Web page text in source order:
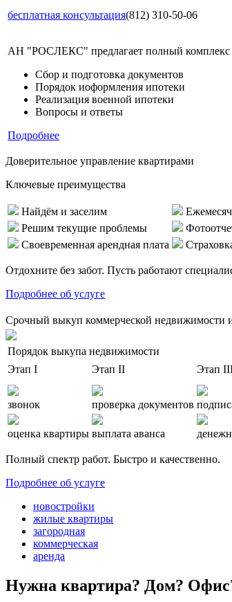
бесплатная консультация(812) 310-50-06
АН "РОСЛЕКС" предлагает полный комплекс
Сбор и подготовка документов
Порядок иоформления ипотеки
Реализация военной ипотеки
Вопросы и ответы
Подробнее
Доверительное управление квартирами
Ключевые преимущества
Найдём и заселим
Решим текущие проблемы
Своевременная арендная плата
Отдохните без забот. Пусть работают
Подробнее об услуге
Срочный выкуп коммерческой недвижимости
Порядок выкупа недвижимости
Этап I
Этап II Этап
звонок проверка документов
оценка квартиры выплата аванса
Полный спектр работ. Быстро и качественно.
Подробнее об услуге
новостройки
жилые квартиры
загородная
коммерческая
аренда
Нужна квартира? Дом?